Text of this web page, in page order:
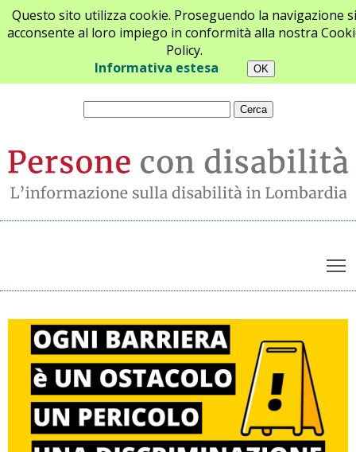
Questo sito utilizza cookie. Proseguendo la navigazione si
acconsente al loro impiego in conformità alla nostra
Policy.
Informativa estesa
Chi siamo Newsletter Contatti
Archivio notizie